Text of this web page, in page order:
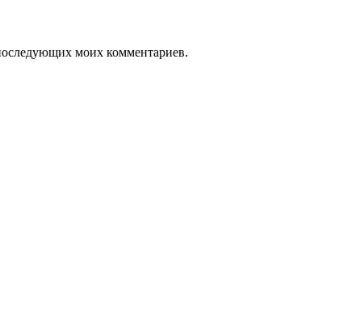
моих комментариев.